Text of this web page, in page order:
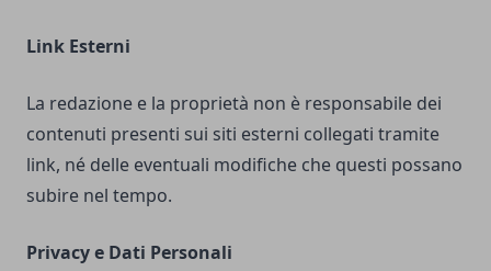
Link Esterni
La redazione e la proprietà non è responsabile dei
contenuti presenti sui siti esterni collegati tramite
link, né delle eventuali modifiche che questi possano
subire nel tempo.
Privacy e Dati Personali